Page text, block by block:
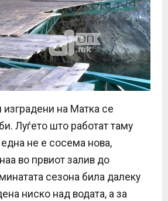
на Матка се
Луѓето што работат таму
една не е сосема нова,
во првиот залив до
сезона била далеку
ниско над водата, а за